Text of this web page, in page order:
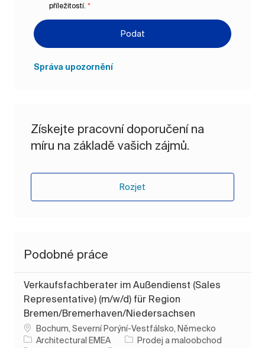
příležitostí. *
Podat
Správa upozornění
Získejte pracovní doporučení na
míru na základě vašich zájmů.
Rozjet
Podobné práce
Verkaufsfachberater im Außendienst (Sales
Representative) (m/w/d) für Region
Bremen/Bremerhaven/Niedersachsen
Umístění
Bochum, Severní Porýní-Vestfálsko, Německo
Architectural EMEA
Kategorie
Prodej a maloobchod